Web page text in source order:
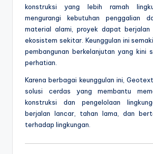
konstruksi yang lebih ramah
mengurangi kebutuhan penggalian
material alami, proyek dapat berjalan
ekosistem sekitar. Keunggulan ini
pembangunan berkelanjutan yang kini
perhatian.
Karena berbagai keunggulan ini,
solusi cerdas yang membantu
konstruksi dan pengelolaan
berjalan lancar, tahan lama, dan
terhadap lingkungan.